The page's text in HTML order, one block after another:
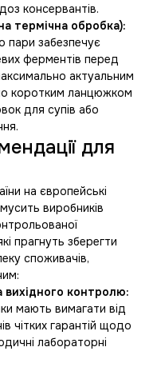
консервантів.
термічна обробка):
пари забезпечує
ферментів перед
актуальним
коротким ланцюжком
для супів або
для
на європейські
виробників
прагнуть зберегти
споживачів,
вихідного контролю:
мають вимагати від
чітких гарантій щодо
лабораторні